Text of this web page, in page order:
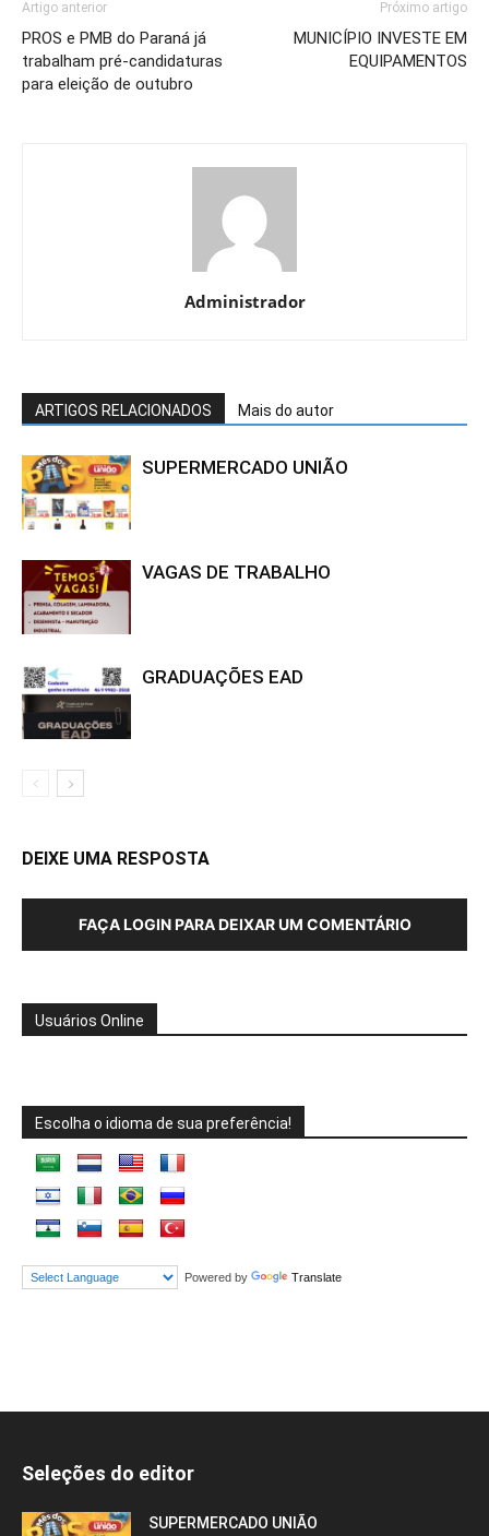
Artigo anterior
PROS e PMB do Paraná já
trabalham pré-candidaturas
para eleição de outubro
Próximo artigo
MUNICÍPIO INVESTE EM
EQUIPAMENTOS
Administrador
ARTIGOS RELACIONADOS Mais do autor
SUPERMERCADO UNIÃO
VAGAS DE TRABALHO
GRADUAÇÕES EAD
DEIXE UMA RESPOSTA
FAÇA LOGIN PARA DEIXAR UM COMENTÁRIO
Usuários Online
Escolha o idioma de sua preferência!
Powered by Translate
Seleções do editor
SUPERMERCADO UNIÃO